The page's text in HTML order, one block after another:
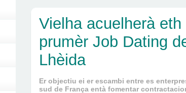
Vielha acuelherà eth
prumèr Job Dating
Lhèida
Er objectiu ei er escambi entre es
sud de França entà fomentar